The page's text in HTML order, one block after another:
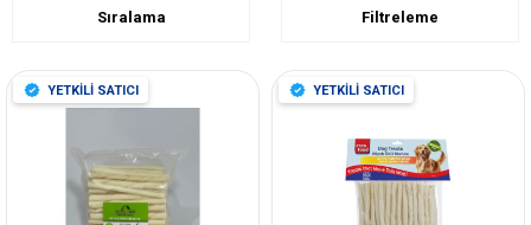
Filtreleme
Sıralama
YETKİLİ SATICI YETKİLİ SATICI